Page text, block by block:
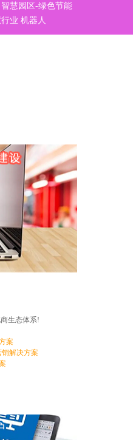
智慧园区-绿色节能
业 机器人
生态体系!
案
解决方案